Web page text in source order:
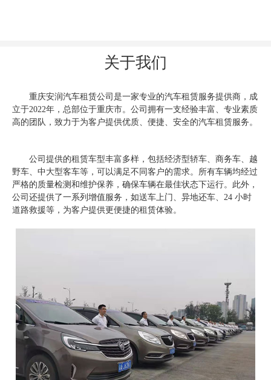
关于我们
重庆安润汽车租赁公司是一家专业的汽车租赁服务提供商，成
立于2022年，总部位于重庆市。公司拥有一支经验丰富、专业素质
高的团队，致力于为客户提供优质、便捷、安全的汽车租赁服务。
公司提供的租赁车型丰富多样，包括经济型轿车、商务车、越
野车、中大型客车等，可以满足不同客户的需求。所有车辆均经过
严格的质量检测和维护保养，确保车辆在最佳状态下运行。此外，
公司还提供了一系列增值服务，如送车上门、异地还车、24 小时
道路救援等，为客户提供更便捷的租赁体验。